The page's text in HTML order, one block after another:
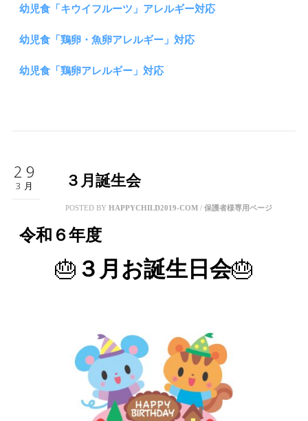
幼児食「キウイフルーツ」アレルギー対応
幼児食「鶏卵・魚卵アレルギー」対応
幼児食「鶏卵アレルギー」対応
29
3月 ３月誕生会
POSTED BY HAPPYCHILD2019-COM/ 保護者様専用ページ
令和６年度
🎂 ３月お誕生日会🎂